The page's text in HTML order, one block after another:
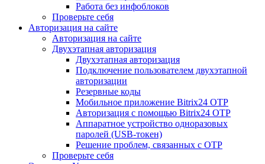
Работа без инфоблоков
Проверьте себя
Авторизация на сайте
Авторизация на сайте
Двухэтапная авторизация
Двухэтапная авторизация
Подключение пользователем двухэтапной
авторизации
Резервные коды
Мобильное приложение Bitrix24 OTP
Авторизация с помощью Bitrix24 OTP
Аппаратное устройство одноразовых
паролей (USB-токен)
Решение проблем, связанных с OTP
Проверьте себя